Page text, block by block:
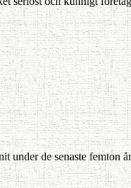
under de senaste femton